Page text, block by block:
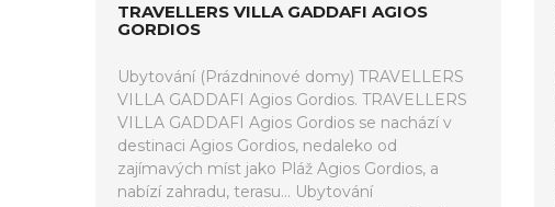
TRAVELLERS VILLA GADDAFI AGIOS
GORDIOS
Ubytování (Prázdninové domy) TRAVELLERS
VILLA GADDAFI Agios Gordios. TRAVELLERS
VILLA GADDAFI Agios Gordios se nachází v
destinaci Agios Gordios, nedaleko od
zajímavých míst jako Pláž Agios Gordios, a
nabízí zahradu, terasu... Ubytování